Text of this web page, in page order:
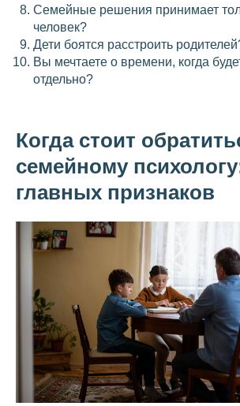
Семейные решения принимает
человек?
Дети боятся расстроить
Вы мечтаете о времени, когда
отдельно?
Когда стоит
семейному
главных признаков